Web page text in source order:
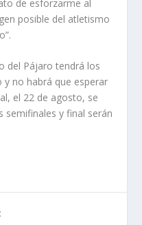
de esforzarme al
posible del atletismo
del Pájaro tendrá los
no habrá que esperar
el 22 de agosto, se
semifinales y final serán